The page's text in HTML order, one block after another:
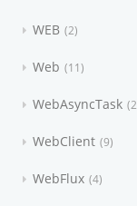
WEB 2
Web 11
WebAsyncTask 2
WebClient 9
WebFlux 4